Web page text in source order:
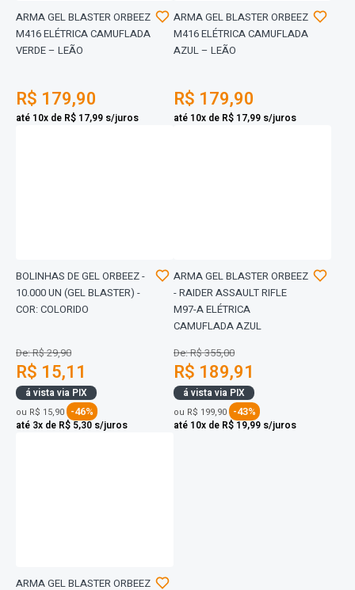
ARMA GEL BLASTER ORBEEZ
M416 ELÉTRICA CAMUFLADA
VERDE – LEÃO
R$ 179,90
até 10x de R$ 17,99 s/juros
ARMA GEL BLASTER ORBEEZ
M416 ELÉTRICA CAMUFLADA
AZUL – LEÃO
R$ 179,90
até 10x de R$ 17,99 s/juros
BOLINHAS DE GEL ORBEEZ -
10.000 UN (GEL BLASTER) -
COR: COLORIDO
De: R$ 29,90
R$ 15,11
á vista via PIX
ou R$ 15,90 -46%
até 3x de R$ 5,30 s/juros
ARMA GEL BLASTER ORBEEZ
- RAIDER ASSAULT RIFLE
M97-A ELÉTRICA
CAMUFLADA AZUL
De: R$ 355,00
R$ 189,91
á vista via PIX
ou R$ 199,90 -43%
até 10x de R$ 19,99 s/juros
ARMA GEL BLASTER ORBEEZ